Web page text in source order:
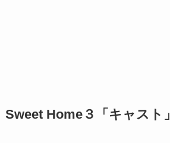
Sweet Home３「キャスト」